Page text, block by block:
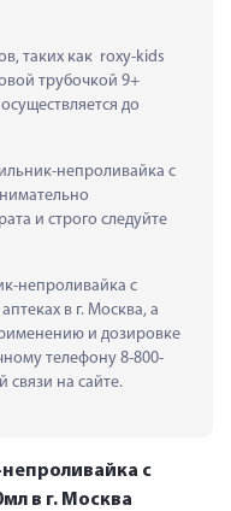
таких как  roxy-kids
трубочкой 9+
до
непроливайка с
и строго следуйте
непроливайка с
в г. Москва, а
и дозировке
телефону 8-800-
связи на сайте.
с
в г. Москва